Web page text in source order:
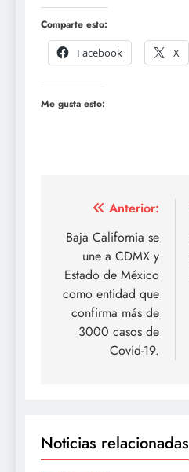
Comparte esto:
Facebook
X
Me gusta esto:
Navegación
de
entradas
Anterior:
Baja California se
une a CDMX y
Estado de México
como entidad que
confirma más de
3000 casos de
Covid-19.
Noticias relacionadas